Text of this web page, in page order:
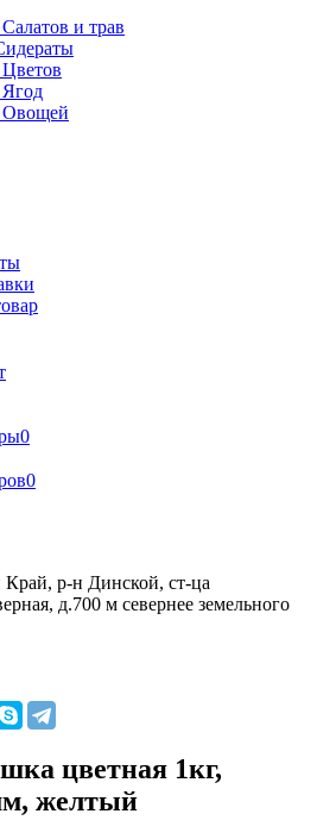
и трав
Овощей
0
0
Край, р-н Динской, ст-ца
д.700 м севернее земельного
цветная 1кг,
желтый